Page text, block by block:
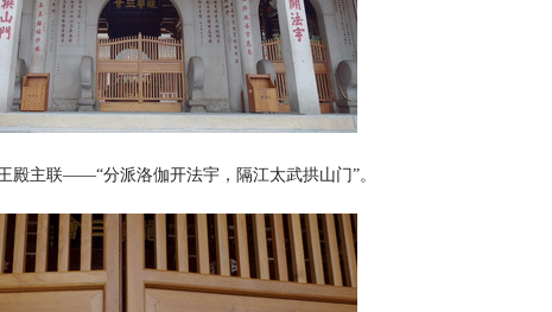
殿主联——“分派洛伽开法宇，隔江太武拱山门”。